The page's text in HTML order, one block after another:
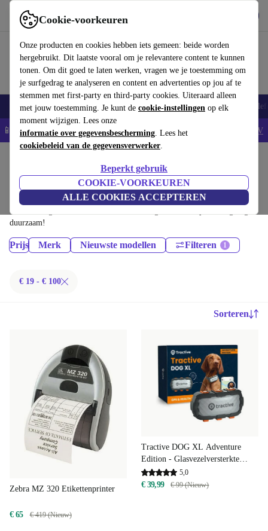
Cookie-voorkeuren
Onze producten en cookies hebben iets gemeen: beide worden
hergebruikt. Dit laatste vooral om je relevantere content te kunnen
tonen. Om dit goed te laten werken, vragen we je toestemming om
je surfgedrag te analyseren en content en advertenties op jou af te
stemmen met first-party en third-party cookies. Uiteraard alleen
met jouw toestemming. Je kunt de cookie-instellingen op elk
moment wijzigen. Lees onze
informatie over gegevensbescherming. Lees het
cookiebeleid van de gegevensverwerker.
Beperkt gebruik
COOKIE-VOORKEUREN
ALLE COOKIES ACCEPTEREN
Gebruik refurbed snel en eenvoudig
Smartphones Laptops Tablets Smartwatches Accessoires
📱5% EXTRA korting op alle iPhones – Code: IPHONEDEAL - AV
Printers & Scanners:
Gecertificeerd refurbished Printers & Scanners onder 100€ – bespaar tot
40%. 30 dagen retourrecht & 12 maanden garantie. Shop vandaag nog
duurzaam!
Prijs Merk Nieuwste modellen Filteren
€ 19 - € 100
Sorteren
Zebra MZ 320 Etikettenprinter
€ 65 € 419 (Nieuw)
Tractive DOG XL Adventure
Edition - Glasvezelversterkte
GPS- en gezondheidstracker voor
honden | EXCL. ABONNEMENT
5,0
€ 39,99 € 99 (Nieuw)